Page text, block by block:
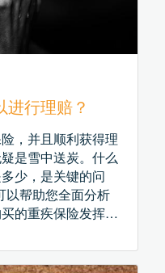
行理赔？
，并且顺利获得理
是雪中送炭。什么
少，是关键的问
以帮助您全面分析
的重疾保险发挥最